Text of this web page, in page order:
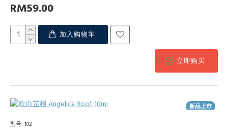
RM59.00
加入购物车
立即购买
新品上市
型号: 102